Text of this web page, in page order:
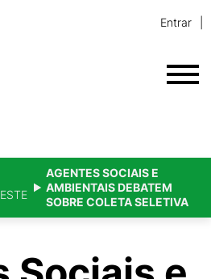
Entrar
AGENTES SOCIAIS E
AMBIENTAIS DEBATEM
SOBRE COLETA SELETIVA